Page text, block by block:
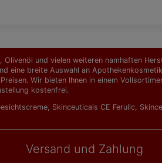
und vielen weiteren namhaften
eine breite Auswahl an
Wir bieten Ihnen in einem
kostenfrei.
, Skinceuticals CE Ferulic,
Versand und Zahlung